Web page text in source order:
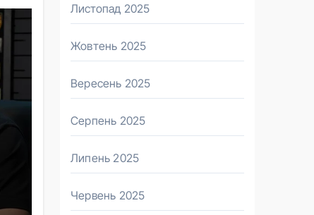
Листопад 2025
Жовтень 2025
Вересень 2025
Серпень 2025
Липень 2025
Червень 2025